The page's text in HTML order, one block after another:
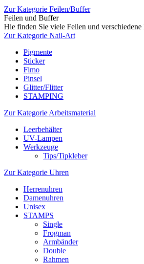
Zur Kategorie Feilen/Buffer
Feilen und Buffer
Hie finden Sie viele Feilen und verschiedene
Zur Kategorie Nail-Art
Pigmente
Sticker
Fimo
Pinsel
Glitter/Flitter
STAMPING
Zur Kategorie Arbeitsmaterial
Leerbehälter
UV-Lampen
Werkzeuge
Tips/Tipkleber
Zur Kategorie Uhren
Herrenuhren
Damenuhren
Unisex
STAMPS
Single
Frogman
Armbänder
Double
Rahmen